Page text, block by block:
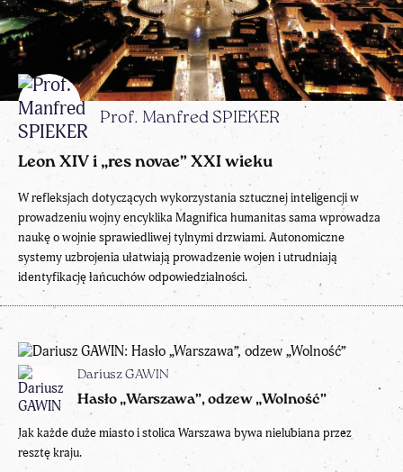
Dariusz GAWIN
Hasło „Warszawa”, odzew „Wolność”
Jak każde duże miasto i stolica Warszawa bywa nielubiana przez
resztę kraju.
Prof. Manfred SPIEKER
Leon XIV i „res novae” XXI wieku
W refleksjach dotyczących wykorzystania sztucznej inteligencji w
prowadzeniu wojny encyklika Magnifica humanitas sama wprowadza
naukę o wojnie sprawiedliwej tylnymi drzwiami. Autonomiczne
systemy uzbrojenia ułatwiają prowadzenie wojen i utrudniają
identyfikację łańcuchów odpowiedzialności.